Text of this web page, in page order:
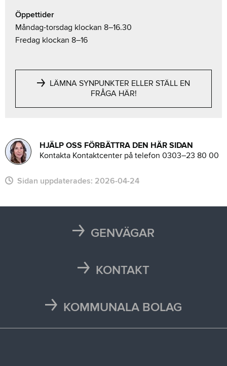
Öppettider
Måndag-torsdag klockan 8–16.30
Fredag klockan 8–16
LÄMNA SYNPUNKTER ELLER STÄLL EN
FRÅGA HÄR!
HJÄLP OSS FÖRBÄTTRA DEN HÄR SIDAN
Kontakta Kontaktcenter på telefon 0303–23 80 00
Sidan uppdaterades: 2026-04-24
GENVÄGAR
Läsårstider
KONTAKT
Press och media
KOMMUNALA BOLAG